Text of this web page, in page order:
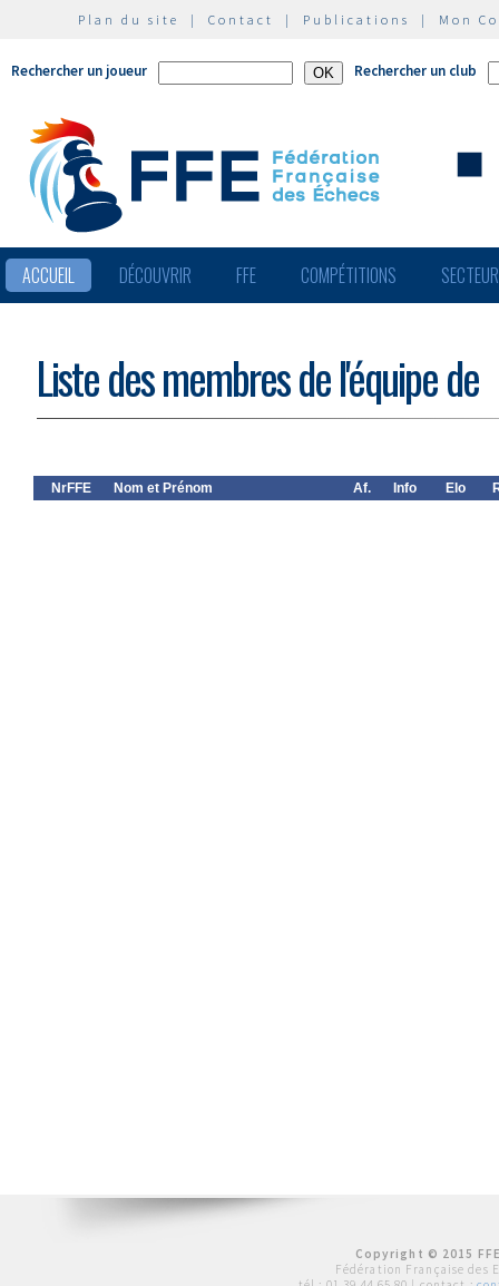
Plan du site | Contact | Publications | Mon
Rechercher un joueur Rechercher un club
ACCUEIL DÉCOUVRIR FFE COMPÉTITIONS
Liste des membres de l'équipe de
NrFFE Nom et Prénom Af. Info Elo
Copyright © 2015
Fédération Française des